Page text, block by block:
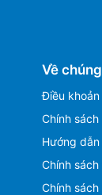
Về
Điều
Chính
Hướng
Chính
Chính